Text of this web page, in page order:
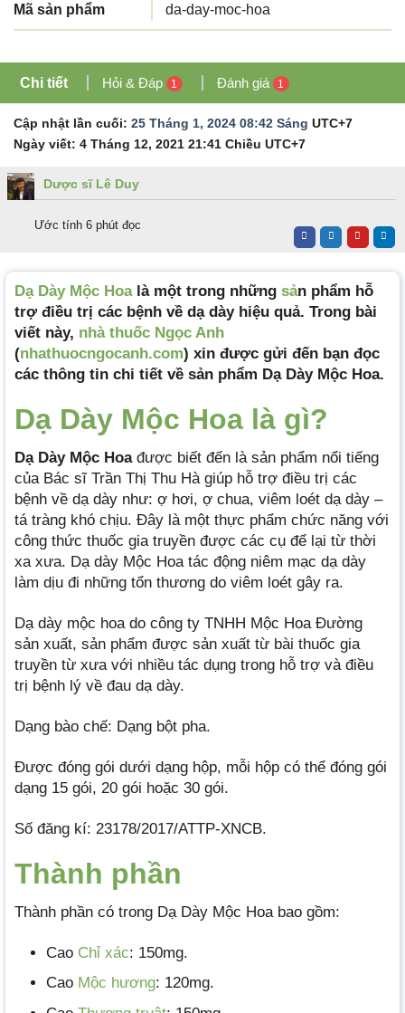
Mã sản phẩm da-day-moc-hoa
Chi tiết Hỏi & Đáp 1 Đánh giá 1
Cập nhật lần cuối: 25 Tháng 1, 2024 08:42 Sáng UTC+7
Ngày viết: 4 Tháng 12, 2021 21:41 Chiều UTC+7
Dược sĩ Lê Duy
Ước tính 6 phút đọc
Dạ Dày Mộc Hoalà một trong những sản phẩm hỗ
trợ điều trị các bệnh về dạ dày hiệu quả. Trong bài
viết này, nhà thuốc Ngọc Anh
(nhathuocngocanh.com) xin được gửi đến bạn đọc
các thông tin chi tiết về sản phẩm Dạ Dày Mộc Hoa.
Dạ Dày Mộc Hoa là gì?
Dạ Dày Mộc Hoađược biết đến là sản phẩm nổi tiếng
của Bác sĩ Trần Thị Thu Hà giúp hỗ trợ điều trị các
bệnh về dạ dày như: ợ hơi, ợ chua, viêm loét dạ dày –
tá tràng khó chịu. Đây là một thực phẩm chức năng với
công thức thuốc gia truyền được các cụ để lại từ thời
xa xưa. Dạ dày Mộc Hoa tác động niêm mạc dạ dày
làm dịu đi những tổn thương do viêm loét gây ra.
Dạ dày mộc hoa do công ty TNHH Mộc Hoa Đường
sản xuất, sản phẩm được sản xuất từ bài thuốc gia
truyền từ xưa với nhiều tác dụng trong hỗ trợ và điều
trị bệnh lý về đau dạ dày.
Dạng bào chế: Dạng bột pha.
Được đóng gói dưới dạng hộp, mỗi hộp có thể đóng gói
dạng 15 gói, 20 gói hoặc 30 gói.
Số đăng kí: 23178/2017/ATTP-XNCB.
Thành phần
Thành phần có trong Dạ Dày Mộc Hoa bao gồm:
Cao Chỉ xác: 150mg.
Cao Mộc hương: 120mg.